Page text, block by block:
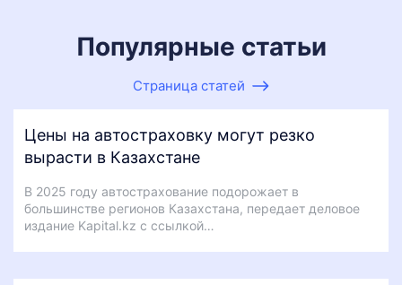
Популярные статьи
Страница статей
Цены на автостраховку могут резко
вырасти в Казахстане
В 2025 году автострахование подорожает в
большинстве регионов Казахстана, передает деловое
издание Kapital.kz с ссылкой…